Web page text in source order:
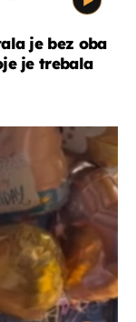
je bez oba
je trebala